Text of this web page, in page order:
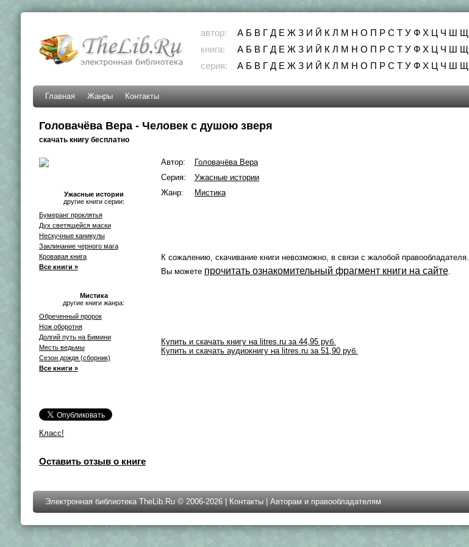
автор: А Б В Г Д Е Ж З И Й К Л М Н О П Р С Т У Ф Х Ц Ч Ш Щ
книга:
А Б В Г Д Е Ж З И Й К Л М Н О П Р С Т У Ф Х Ц Ч Ш Щ
серия:
А Б В Г Д Е Ж З И Й К Л М Н О П Р С Т У Ф Х Ц Ч Ш Щ
Главная Жанры Контакты
Головачёва Вера - Человек с душою зверя
скачать книгу бесплатно
Ужасные истории
другие книги серии:
Бумеранг проклятья
Дух светящейся маски
Нескучные каникулы
Заклинание черного мага
Кровавая книга
Все книги »
Мистика
другие книги жанра:
Обреченный пророк
Нож оборотня
Долгий путь на Бимини
Месть ведьмы
Сезон дождя (сборник)
Все книги »
Класс!
Автор:
Головачёва Вера
Серия:
Ужасные истории
Жанр:
Мистика
К сожалению, скачивание книги невозможно, в связи с жалобой правообладателя.
Вы можете прочитать ознакомительный фрагмент книги на сайте.
Купить и скачать книгу на litres.ru за 44,95 руб.
Купить и скачать аудиокнигу на litres.ru за 51,90 руб.
Оставить отзыв о книге
Электронная библиотека TheLib.Ru © 2006-2026 | Контакты| Авторам и правообладателям